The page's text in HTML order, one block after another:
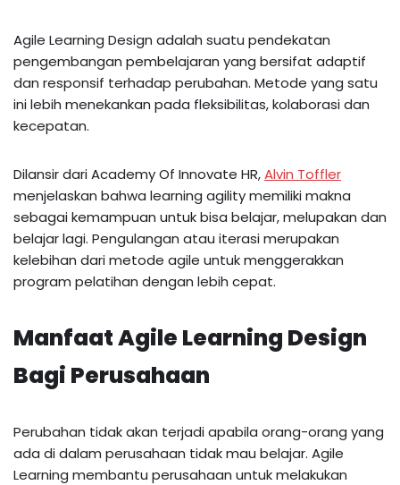
Agile Learning Design adalah suatu pendekatan
pengembangan pembelajaran yang bersifat adaptif
dan responsif terhadap perubahan. Metode yang satu
ini lebih menekankan pada fleksibilitas, kolaborasi dan
kecepatan.
Dilansir dari Academy Of Innovate HR,Alvin Toffler
menjelaskan bahwa learning agility memiliki makna
sebagai kemampuan untuk bisa belajar, melupakan dan
belajar lagi. Pengulangan atau iterasi merupakan
kelebihan dari metode agile untuk menggerakkan
program pelatihan dengan lebih cepat.
Manfaat Agile Learning Design
Bagi Perusahaan
Perubahan tidak akan terjadi apabila orang-orang yang
ada di dalam perusahaan tidak mau belajar. Agile
Learning membantu perusahaan untuk melakukan